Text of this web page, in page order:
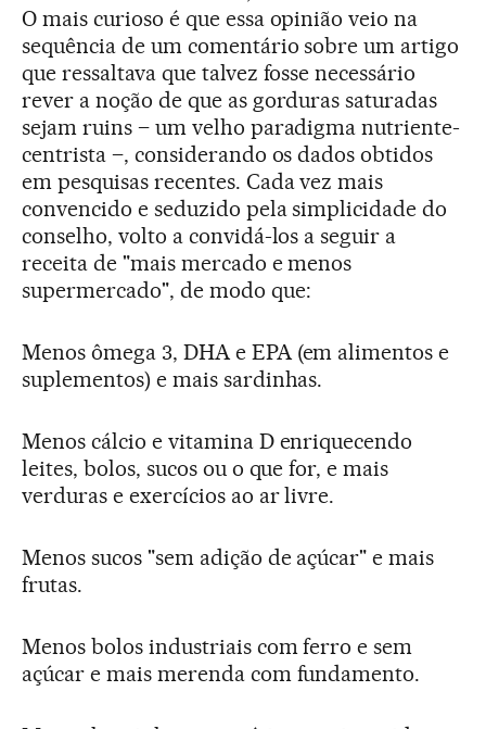
O mais curioso é que essa opinião veio na
sequência de um comentário sobre um artigo
que ressaltava que talvez fosse necessário
rever a noção de que as gorduras saturadas
sejam ruins – um velho paradigma nutriente-
centrista –, considerando os dados obtidos
em pesquisas recentes. Cada vez mais
convencido e seduzido pela simplicidade do
conselho, volto a convidá-los a seguir a
receita de "mais mercado e menos
supermercado", de modo que:
Menos ômega 3, DHA e EPA (em alimentos e
suplementos) e mais sardinhas.
Menos cálcio e vitamina D enriquecendo
leites, bolos, sucos ou o que for, e mais
verduras e exercícios ao ar livre.
Menos sucos "sem adição de açúcar" e mais
frutas.
Menos bolos industriais com ferro e sem
açúcar e mais merenda com fundamento.